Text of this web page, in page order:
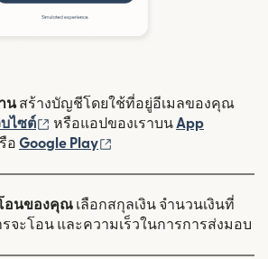
นสร้างบัญชีโดยใช้ที่อยู่อีเมลของคุณ
บไซต์ (เปิดในหน้าต่างใหม่)
หรือแอปของเราบน App
ดในหน้าต่างใหม่)
อ Google Play
อนของคุณ เลือกสกุลเงิน จำนวนเงินที่
จะโอน และความเร็วในการการส่งมอบ